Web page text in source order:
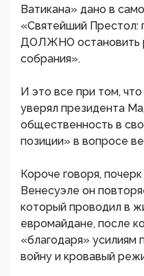
Ватикана» дано в
«Святейший Престол:
ДОЛЖНО остановить
собрания».
И это все при том,
уверял президента
общественность в
позиции» в вопросе
Короче говоря,
Венесуэле он
который проводил в
евромайдане, после
«благодаря» усилиям
войну и кровавый